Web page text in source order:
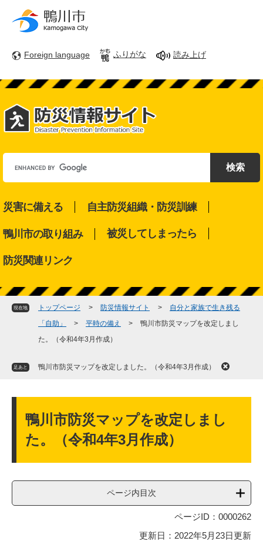
で
ば
文
Foreign language ふりがな 読み上げ
o
l
e
ス
ム
災害に備える 自主防災組織・防災訓練
鴨川市の取り組み 被災してしまったら
防災関連リンク
現在地 トップページ > 防災情報サイト >
自分と家族で生き残る
「自助」
> 平時の備え >
鴨川市防災マップを改定しまし
た。（令和4年3月作成）
足あと 鴨川市防災マップを改定しました。（令和4年3月作成）
鴨川市防災マップを改定しまし
た。（令和4年3月作成）
ページ内目次
ページID：0000262
更新日：2022年5月23日更新